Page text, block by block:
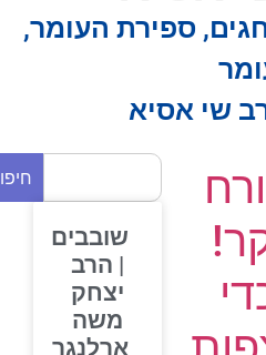
,ספירת העומר,
אסיא
חיפוש
שובבים
| הרב
יצחק
משה
ארלנגר